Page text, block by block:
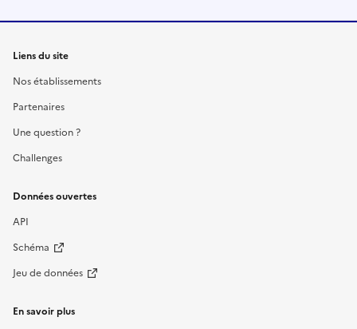
Liens du site
Nos établissements
Partenaires
Une question ?
Challenges
Données ouvertes
API
Schéma
Jeu de données
En savoir plus